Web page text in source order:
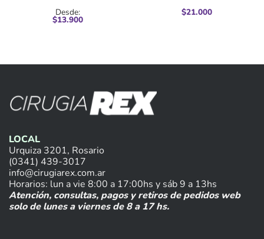
Desde:
$13.900
$21.000
LOCAL
Urquiza 3201, Rosario
(0341) 439-3017
info@cirugiarex.com.ar
Horarios: lun a vie 8:00 a 17:00hs y sáb 9 a 13hs
Atención, consultas, pagos y retiros de pedidos web
solo de lunes a viernes de 8 a 17 hs.